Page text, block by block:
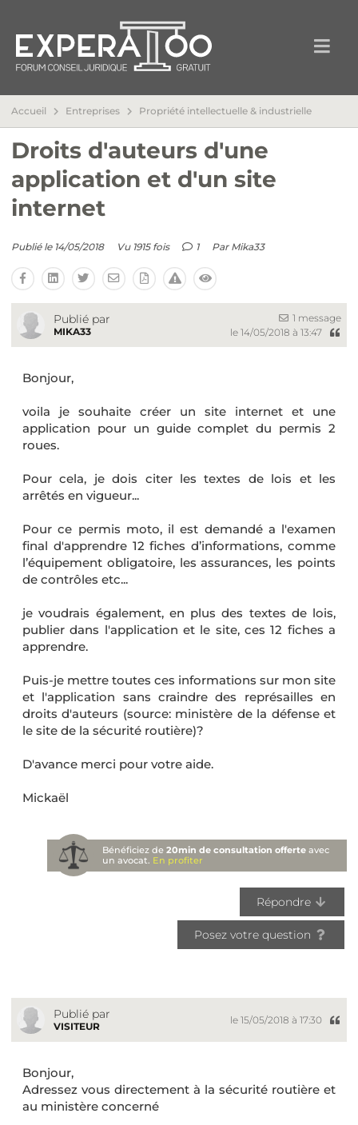
Accueil Entreprises Propriété intellectuelle & industrielle
Droits d'auteurs d'une
application et d'un site
internet
Publié le 14/05/2018 Vu 1915 fois 1 Par Mika33
Publié par
MIKA33
1 message
le 14/05/2018 à 13:47
Bonjour,
voila je souhaite créer un site internet et une
application pour un guide complet du permis 2
roues.
Pour cela, je dois citer les textes de lois et les
arrêtés en vigueur...
Pour ce permis moto, il est demandé a l'examen
final d'apprendre 12 fiches d’informations, comme
l’équipement obligatoire, les assurances, les points
de contrôles etc...
je voudrais également, en plus des textes de lois,
publier dans l'application et le site, ces 12 fiches a
apprendre.
Puis-je mettre toutes ces informations sur mon site
et l'application sans craindre des représailles en
droits d'auteurs (source: ministère de la défense et
le site de la sécurité routière)?
D'avance merci pour votre aide.
Mickaël
Bénéficiez de20min de consultation offerte avec
un avocat. En profiter
Répondre
Posez votre question
Publié par
VISITEUR
le 15/05/2018 à 17:30
Bonjour,
Adressez vous directement à la sécurité routière et
au ministère concerné